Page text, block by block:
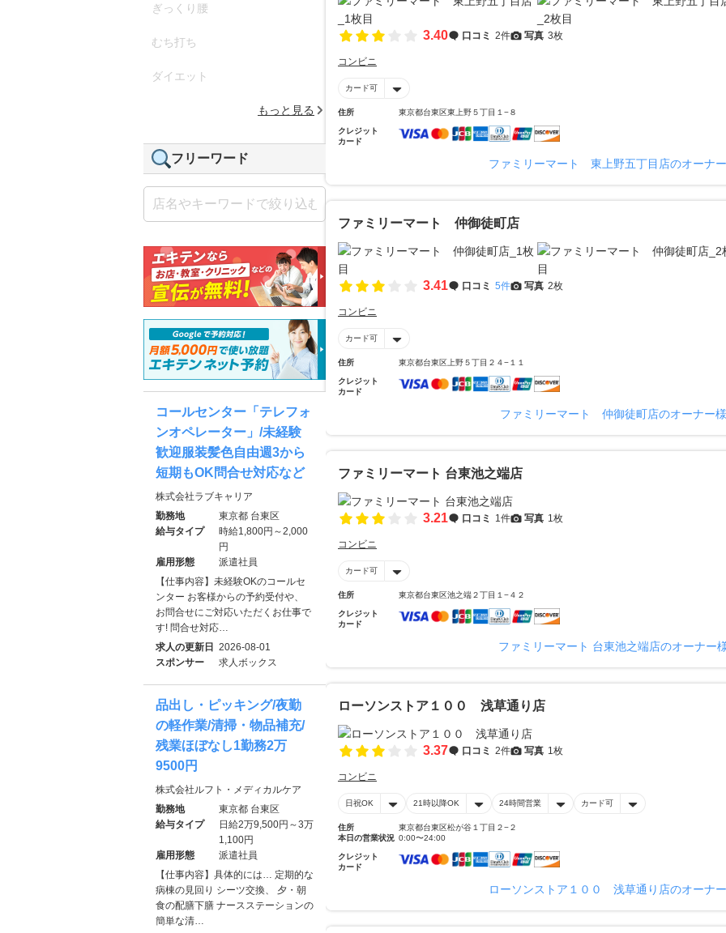
3.40 口コミ 2件 写真 3枚
コンビニ
カード可
住所 東京都台東区東上野５丁目１−８
クレジット
カード
ファミリーマート 東上野五丁目店のオーナ
ファミリーマート 仲御徒町店
3.41 口コミ 5件 写真 2枚
コンビニ
カード可
住所 東京都台東区上野５丁目２４−１１
クレジット
カード
ファミリーマート 仲御徒町店のオーナー
ファミリーマート 台東池之端店
3.21 口コミ 1件 写真 1枚
コンビニ
カード可
住所 東京都台東区池之端２丁目１−４２
クレジット
カード
ファミリーマート 台東池之端店のオーナー
ローソンストア１００ 浅草通り店
3.37 口コミ 2件 写真 1枚
コンビニ
日祝OK 21時以降OK 24時間営業 カード可
住所
東京都台東区松が谷１丁目２−２
本日の営業状況 0:00〜24:00
クレジット
カード
ローソンストア１００ 浅草通り店のオーナ
ぎっくり腰
むち打ち
ダイエット
もっと見る
フリーワード
コールセンター「テレフォ
ンオペレーター」/未経験
歓迎服装髪色自由週3から
短期もOK問合せ対応など
株式会社ラブキャリア
勤務地
東京都 台東区
給与タイプ
時給1,800円～2,000
円
雇用形態
派遣社員
【仕事内容】未経験OKのコールセ
ンター お客様からの予約受付や、
お問合せにご対応いただくお仕事で
す! 問合せ対応…
求人の更新日 2026-08-01
スポンサー
求人ボックス
品出し・ピッキング/夜勤
の軽作業/清掃・物品補充/
残業ほぼなし1勤務2万
9500円
株式会社ルフト・メディカルケア
勤務地
東京都 台東区
給与タイプ
日給2万9,500円～3万
1,100円
雇用形態
派遣社員
【仕事内容】具体的には… 定期的な
病棟の見回り シーツ交換、 夕・朝
食の配膳下膳 ナースステーションの
簡単な清…